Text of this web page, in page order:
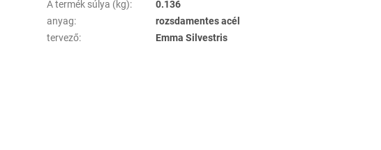
A termék súlya (kg):
0.136
anyag:
rozsdamentes acél
tervező: Emma Silvestris